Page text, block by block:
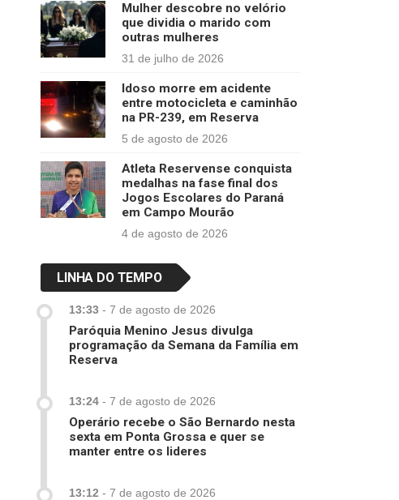
Mulher descobre no velório
que dividia o marido com
outras mulheres
31 de julho de 2026
Idoso morre em acidente
entre motocicleta e caminhão
na PR-239, em Reserva
5 de agosto de 2026
Atleta Reservense conquista
medalhas na fase final dos
Jogos Escolares do Paraná
em Campo Mourão
4 de agosto de 2026
LINHA DO TEMPO
13:33 - 7 de agosto de 2026
Paróquia Menino Jesus divulga
programação da Semana da Família em
Reserva
13:24 - 7 de agosto de 2026
Operário recebe o São Bernardo nesta
sexta em Ponta Grossa e quer se
manter entre os lideres
13:12 - 7 de agosto de 2026